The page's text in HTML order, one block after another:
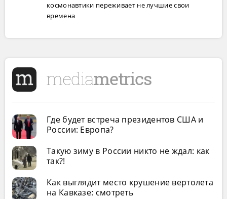
космонавтики переживает не лучшие свои
времена
Где будет встреча президентов США и
России: Европа?
Такую зиму в России никто не ждал: как
так?!
Как выглядит место крушение вертолета
на Кавказе: смотреть